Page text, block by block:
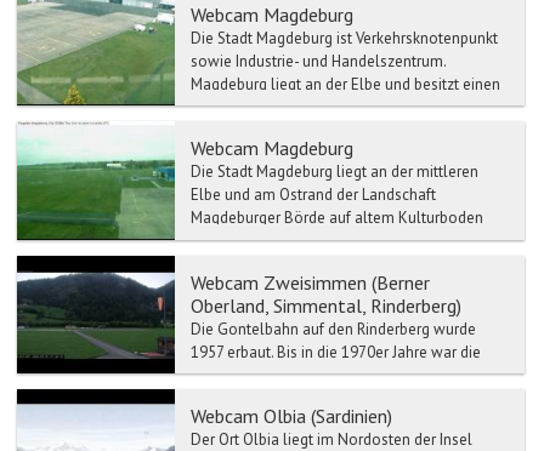
Webcam Magdeburg
Die Stadt Magdeburg ist Verkehrsknotenpunkt
sowie Industrie- und Handelszentrum.
Magdeburg liegt an der Elbe und besitzt einen
bedeutenden Binnenha...
Webcam Magdeburg
Die Stadt Magdeburg liegt an der mittleren
Elbe und am Ostrand der Landschaft
Magdeburger Börde auf altem Kulturboden
und bildet das Zentrum der Re...
Webcam Zweisimmen (Berner
Oberland, Simmental, Rinderberg)
Die Gontelbahn auf den Rinderberg wurde
1957 erbaut. Bis in die 1970er Jahre war die
Rinderbergbahn die längste ihrer Art in Europa.
Webcam Olbia (Sardinien)
Der Ort Olbia liegt im Nordosten der Insel